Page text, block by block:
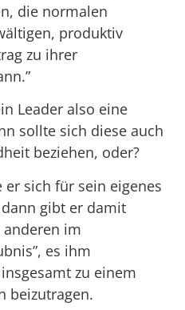
die normalen
produktiv
zu ihrer
Leader also eine
sollte sich diese auch
beziehen, oder?
er sich für sein eigenes
gibt er damit
im
es ihm
zu einem
beizutragen.